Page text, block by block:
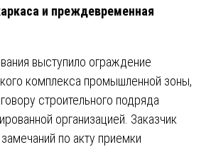
и преждевременная
выступило ограждение
комплекса промышленной зоны,
строительного подряда
организацией. Заказчик
по акту приемки